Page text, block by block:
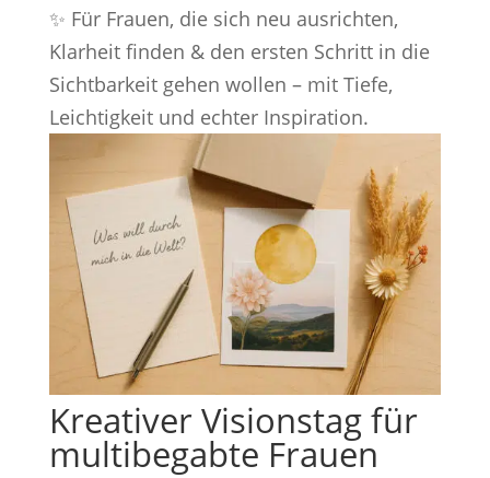
✨ Für Frauen, die sich neu ausrichten,
Klarheit finden & den ersten Schritt in die
Sichtbarkeit gehen wollen – mit Tiefe,
Leichtigkeit und echter Inspiration.
Kreativer Visionstag für
multibegabte Frauen